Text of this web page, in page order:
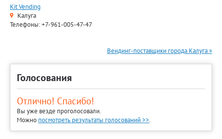
Kit Vending
Калуга
Телефоны: +7-961-005-47-47
Вендинг-поставщики города Калуга »
Голосования
Отлично! Спасибо!
Вы уже везде проголосовали.
Можно посмотреть результаты голосований >>.